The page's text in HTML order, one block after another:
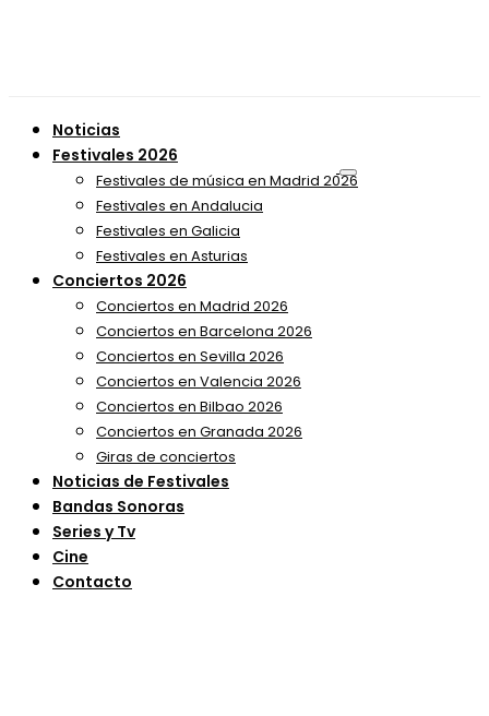
Noticias
Festivales 2026
Festivales de música en Madrid 2026
Festivales en Andalucia
Festivales en Galicia
Festivales en Asturias
Conciertos 2026
Conciertos en Madrid 2026
Conciertos en Barcelona 2026
Conciertos en Sevilla 2026
Conciertos en Valencia 2026
Conciertos en Bilbao 2026
Conciertos en Granada 2026
Giras de conciertos
Noticias de Festivales
Bandas Sonoras
Series y Tv
Cine
Contacto